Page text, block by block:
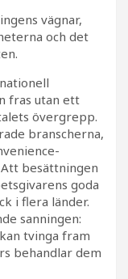
vägnar,
och det
fras utan ett
övergrepp.
branscherna,
besättningen
goda
i flera länder.
sanningen:
tvinga fram
behandlar dem